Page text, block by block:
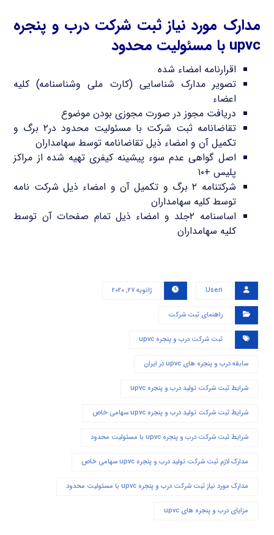
مدارک مورد نیاز ثبت شرکت درب و پنجره
upvc با مسئولیت محدود
اقرارنامه امضاء شده
تصویر مدارک شناسایی (کارت ملی وشناسنامه) کلیه
اعضاء
دریافت مجوز در صورت مجوزی بودن موضوع
تقاضانامه ثبت شرکت با مسئولیت محدود در۲ برگ و
تکمیل آن و امضاء ذیل تقاضانامه توسط سهامداران
اصل گواهی عدم سوء پیشینه کیفری تهیه شده از مراکز
پلیس +۱۰
شرکتنامه ۲ برگ و تکمیل آن و امضاء ذیل شرکت نامه
توسط کلیه سهامداران
اساسنامه ۲جلد و امضاء ذیل تمام صفحات آن توسط
کلیه سهامداران
User۱ ژانویه ۲۷, ۲۰۲۰
راهنمای ثبت شرکت
ثبت شرکت درب و پنجره upvc
سابقه درب و پنجره های upvc در ایران
شرایط ثبت شرکت تولید درب و پنجره upvc
شرایط ثبت شرکت تولید درب و پنجره upvc سهامی خاص
شرایط ثبت شرکت درب و پنجره upvc با مسئولیت محدود
مدارک لازم ثبت شرکت تولید درب و پنجره upvc سهامی خاص
مدارک مورد نیاز ثبت شرکت درب و پنجره upvc با مسئولیت محدود
مزایای درب و پنجره های upvc